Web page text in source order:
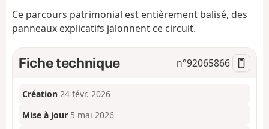
Ce parcours patrimonial est entièrement balisé, des
panneaux explicatifs jalonnent ce circuit.
Fiche technique n°92065866
Création 24 févr. 2026
Mise à jour 5 mai 2026